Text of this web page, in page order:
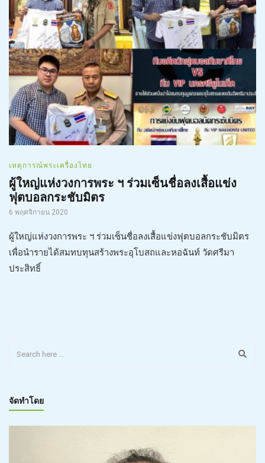
เหตุการณ์พระเครื่องไทย
ผู้ใหญ่แห่งวงการพระ ฯ ร่วมเซ็นชื่อลงเสื้อแข่ง
ฟุตบอลกระชับมิตร
6 พฤศจิกายน 2020
ผู้ใหญ่แห่งวงการพระ ฯ ร่วมเซ็นชื่อลงเสื้อแข่งฟุตบอลกระชับมิตร
เพื่อนำรายได้สมทบทุนสร้างพระอุโบสถและหอฉันท์ วัดศรีมา
ประสิทธิ์
จัดทำโดย